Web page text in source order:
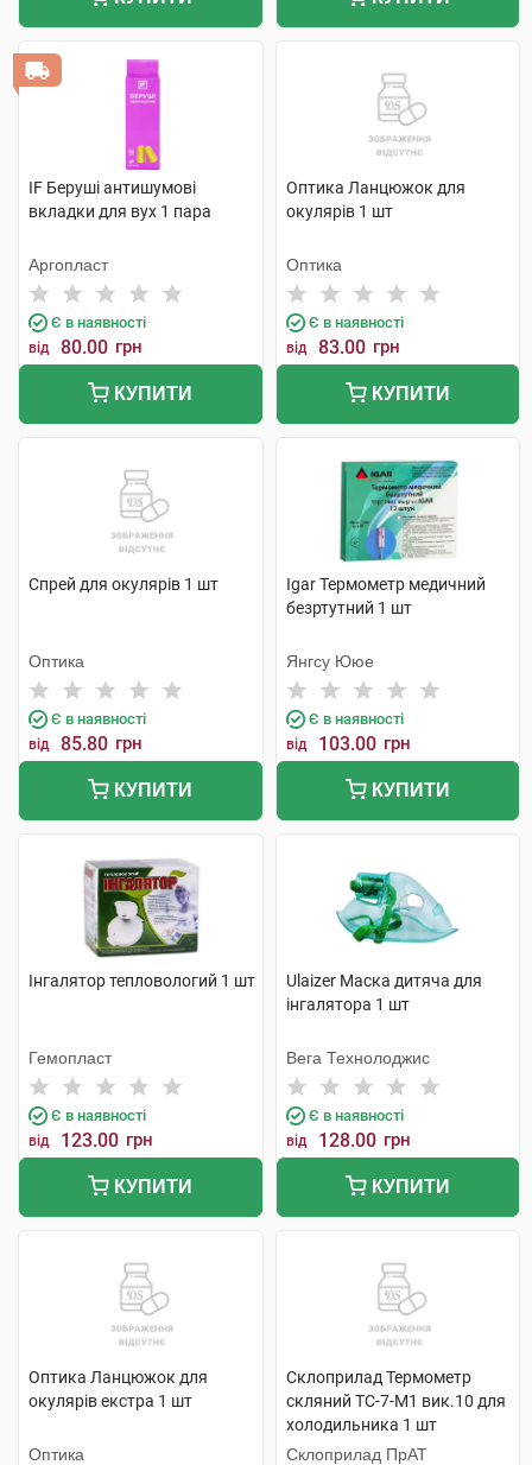
IF Беруші антишумові
вкладки для вух 1 пара
Аргопласт
Є в наявності
від 80.00 грн
КУПИТИ
Оптика Ланцюжок для
окулярів 1 шт
Оптика
Є в наявності
від 83.00 грн
КУПИТИ
Спрей для окулярів 1 шт
Оптика
Є в наявності
від 85.80 грн
КУПИТИ
Igar Термометр медичний
безртутний 1 шт
Янгсу Ююе
Є в наявності
від 103.00 грн
КУПИТИ
Інгалятор тепловологий 1 шт
Гемопласт
Є в наявності
від 123.00 грн
КУПИТИ
Ulaizer Маска дитяча для
інгалятора 1 шт
Вега Технолоджис
Є в наявності
від 128.00 грн
КУПИТИ
Оптика Ланцюжок для
окулярів екстра 1 шт
Оптика
Склоприлад Термометр
скляний ТС-7-М1 вик.10 для
холодильника 1 шт
Склоприлад ПрАТ